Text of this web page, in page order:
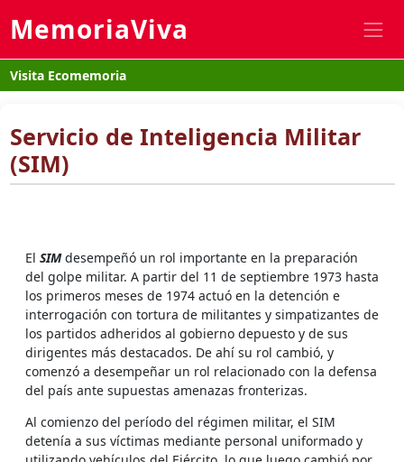
MemoriaViva
Visita Ecomemoria
Servicio de Inteligencia Militar
(SIM)
El SIMdesempeñó un rol importante en la preparación
del golpe militar. A partir del 11 de septiembre 1973 hasta
los primeros meses de 1974 actuó en la detención e
interrogación con tortura de militantes y simpatizantes de
los partidos adheridos al gobierno depuesto y de sus
dirigentes más destacados. De ahí su rol cambió, y
comenzó a desempeñar un rol relacionado con la defensa
del país ante supuestas amenazas fronterizas.
Al comienzo del período del régimen militar, el SIM
detenía a sus víctimas mediante personal uniformado y